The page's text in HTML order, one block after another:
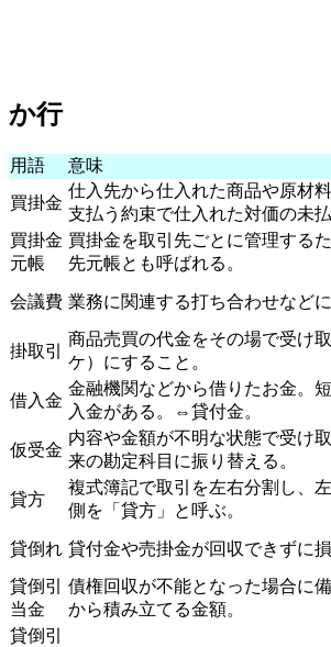
か行
用語
意味
買掛金
仕入先から仕入れた商品や原材
支払う約束で仕入れた対価の未払
買掛金
元帳
買掛金を取引先ごとに管理する
先元帳とも呼ばれる。
会議費 業務に関連する打ち合わせなど
掛取引
商品売買の代金をその場で受け
ケ）にすること。
借入金
金融機関などから借りたお金。
入金がある。⇔貸付金。
仮受金
内容や金額が不明な状態で受け
来の勘定科目に振り替える。
貸方
複式簿記で取引を左右分割し、
側を「貸方」と呼ぶ。
貸倒れ 貸付金や売掛金が回収できずに
貸倒引
当金
債権回収が不能となった場合に
から積み立てる金額。
貸倒引